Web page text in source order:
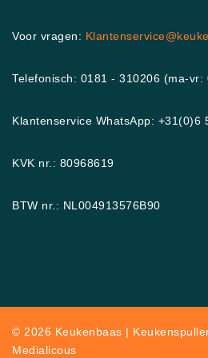
Voor vragen:
Telefonisch: 0181 - 310206 (ma-vr:
Klantenservice WhatsApp: +31(0)6
KVK nr.: 80968619
BTW nr.: NL004913576B90
© 2026 Keukenbaas |
Medialicous